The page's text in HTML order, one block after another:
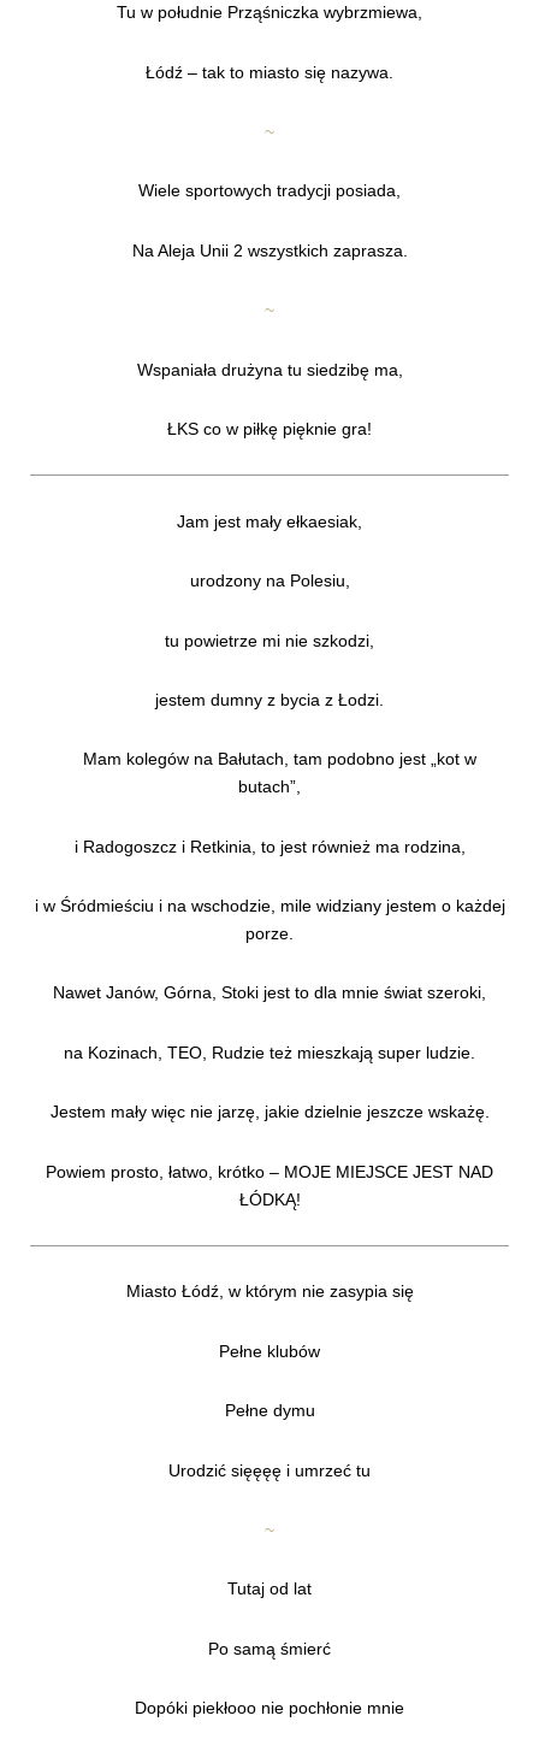
Tu w południe Prząśniczka wybrzmiewa,
Łódź – tak to miasto się nazywa.
~
Wiele sportowych tradycji posiada,
Na Aleja Unii 2 wszystkich zaprasza.
~
Wspaniała drużyna tu siedzibę ma,
ŁKS co w piłkę pięknie gra!
Jam jest mały ełkaesiak,
urodzony na Polesiu,
tu powietrze mi nie szkodzi,
jestem dumny z bycia z Łodzi.
Mam kolegów na Bałutach, tam podobno jest „kot w
butach”,
i Radogoszcz i Retkinia, to jest również ma rodzina,
i w Śródmieściu i na wschodzie, mile widziany jestem o każdej
porze.
Nawet Janów, Górna, Stoki jest to dla mnie świat szeroki,
na Kozinach, TEO, Rudzie też mieszkają super ludzie.
Jestem mały więc nie jarzę, jakie dzielnie jeszcze wskażę.
Powiem prosto, łatwo, krótko – MOJE MIEJSCE JEST NAD
ŁÓDKĄ!
Miasto Łódź, w którym nie zasypia się
Pełne klubów
Pełne dymu
Urodzić sięęęę i umrzeć tu
~
Tutaj od lat
Po samą śmierć
Dopóki piekłooo nie pochłonie mnie